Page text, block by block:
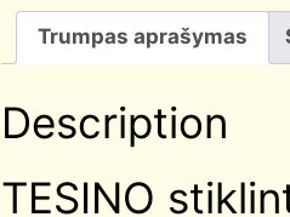
Trumpas aprašymas
Description
TESINO